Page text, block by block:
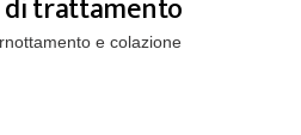
e colazione